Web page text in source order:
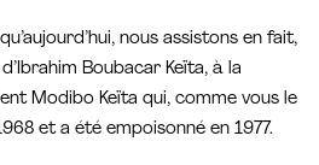
nous assistons en fait,
Boubacar Keïta, à la
Modibo Keïta qui, comme vous le
et a été empoisonné en 1977.